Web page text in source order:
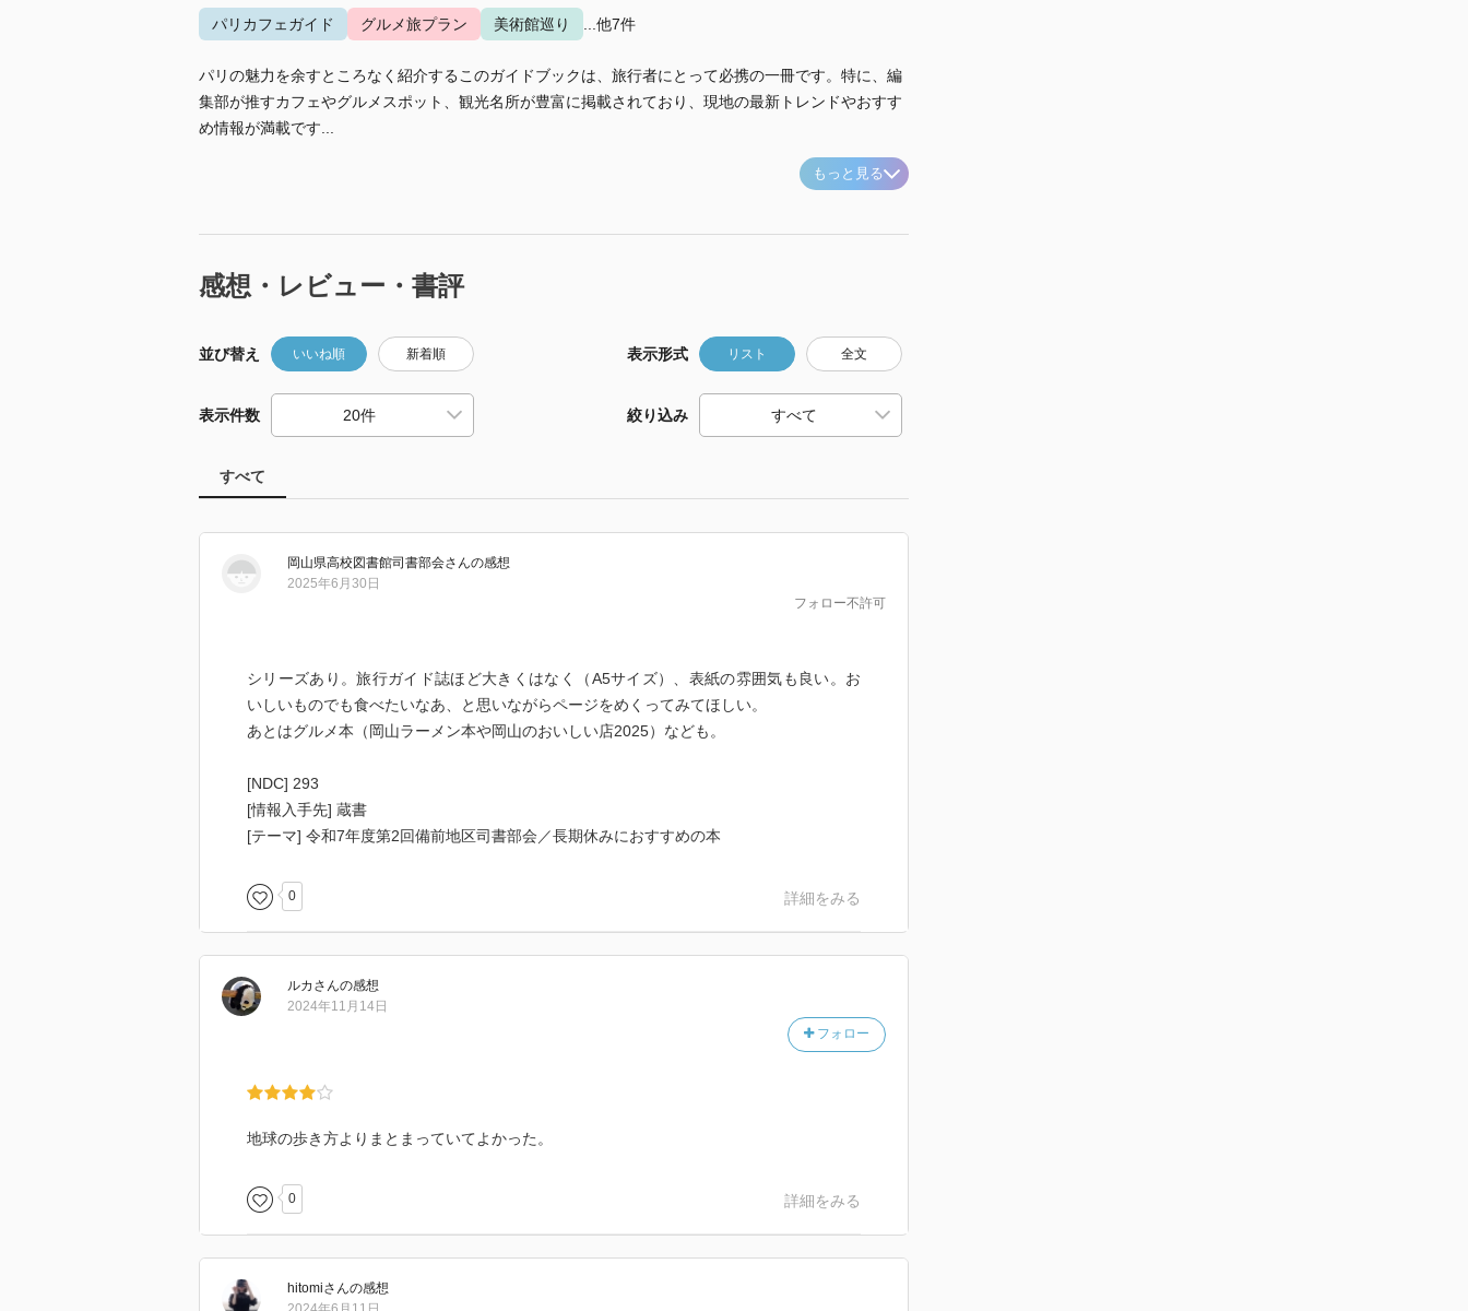
パリカフェガイド グルメ旅プラン 美術館巡り ...他7件
パリの魅力を余すところなく紹介するこのガイドブックは、旅行者にとって必携の一冊です。特に、編
集部が推すカフェやグルメスポット、観光名所が豊富に掲載されており、現地の最新トレンドやおすす
め情報が満載です...
もっと見る
感想・レビュー・書評
並び替え いいね順 新着順 表示形式 リスト 全文
表示件数 絞り込み
すべて
岡山県高校図書館司書部会さんの感想
フォロー不許可
2025年6月30日
シリーズあり。旅行ガイド誌ほど大きくはなく（A5サイズ）、表紙の雰囲気も良い。お
いしいものでも食べたいなあ、と思いながらページをめくってみてほしい。
あとはグルメ本（岡山ラーメン本や岡山のおいしい店2025）なども。
[NDC] 293
[情報入手先] 蔵書
[テーマ] 令和7年度第2回備前地区司書部会／長期休みにおすすめの本
0 詳細をみる
ルカ さんの感想
フォロー
2024年11月14日
地球の歩き方よりまとまっていてよかった。
0 詳細をみる
hitomiさんの感想